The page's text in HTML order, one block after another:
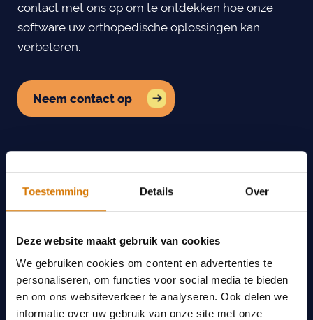
Toestemming Details Over
Deze website maakt gebruik van cookies
We gebruiken cookies om content en advertenties te
personaliseren, om functies voor social media te bieden
en om ons websiteverkeer te analyseren. Ook delen we
informatie over uw gebruik van onze site met onze
contact met ons op om te ontdekken hoe onze
software uw orthopedische oplossingen kan
verbeteren.
Neem contact op